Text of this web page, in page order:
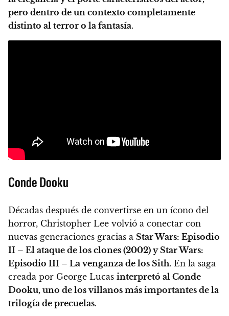
pero dentro de un contexto completamente
distinto al terror o la fantasía.
Conde Dooku
Décadas después de convertirse en un ícono del
horror, Christopher Lee volvió a conectar con
nuevas generaciones gracias a Star Wars: Episodio
II – El ataque de los clones (2002) y Star Wars:
Episodio III – La venganza de los Sith. En la saga
creada por George Lucas interpretó al Conde
Dooku, uno de los villanos más importantes de la
trilogía de precuelas.